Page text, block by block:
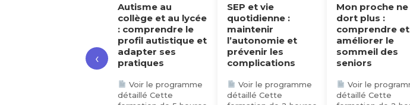
‹
SEP et vie
quotidienne :
maintenir
l’autonomie et
prévenir les
complications
Voir le programme
détaillé Cette
Mon proche ne
dort plus :
comprendre et
améliorer le
sommeil des
seniors
Voir le programme
détaillé Cette
Prévenir et agir
face au
harcèlement
scolaire et au
cyberharcèlement
détaillé Cette
formation de 6 heures